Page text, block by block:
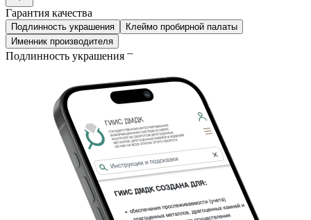
Гарантия качества
Подлинность украшения
Клеймо пробирной палаты
Именник производителя
Подлинность украшения